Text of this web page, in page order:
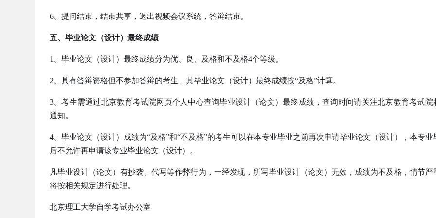
6、提问结束，结束共享，退出视频会议系统，答辩结束。
五、毕业论文（设计）最终成绩
1、毕业论文（设计）最终成绩分为优、良、及格和不及格4个等级。
2、具有答辩资格但不参加答辩的考生，其毕业论文（设计）最终成绩按“及格”计算。
3、考生需通过北京教育考试院网页个人中心查询毕业设计（论文）最终成绩，查询时间请关注北京教育考试院
通知。
4、毕业论文（设计）成绩为“及格”和“不及格”的考生可以在本专业毕业之前再次申请毕业论文（设计），本专业
后不允许再申请该专业毕业论文（设计）。
凡毕业设计（论文）有抄袭、代写等作弊行为，一经发现，所写毕业设计（论文）无效，成绩为不及格，情节严
将按相关规定进行处理。
北京理工大学自学考试办公室